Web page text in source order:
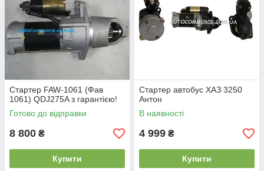
Стартер FAW-1061 (Фав
1061) QDJ275A з гарантією!
Готово до відправки
8 800 ₴
Купити
Стартер автобус ХАЗ 3250
Антон
В наявності
4 999 ₴
Купити